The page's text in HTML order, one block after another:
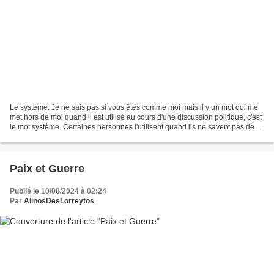
Le système. Je ne sais pas si vous êtes comme moi mais il y un mot qui me
met hors de moi quand il est utilisé au cours d'une discussion politique, c'est
le mot système. Certaines personnes l'utilisent quand ils ne savent pas de
Paix et Guerre
Publié le 10/08/2024 à 02:24
Par AlinosDesLorreytos